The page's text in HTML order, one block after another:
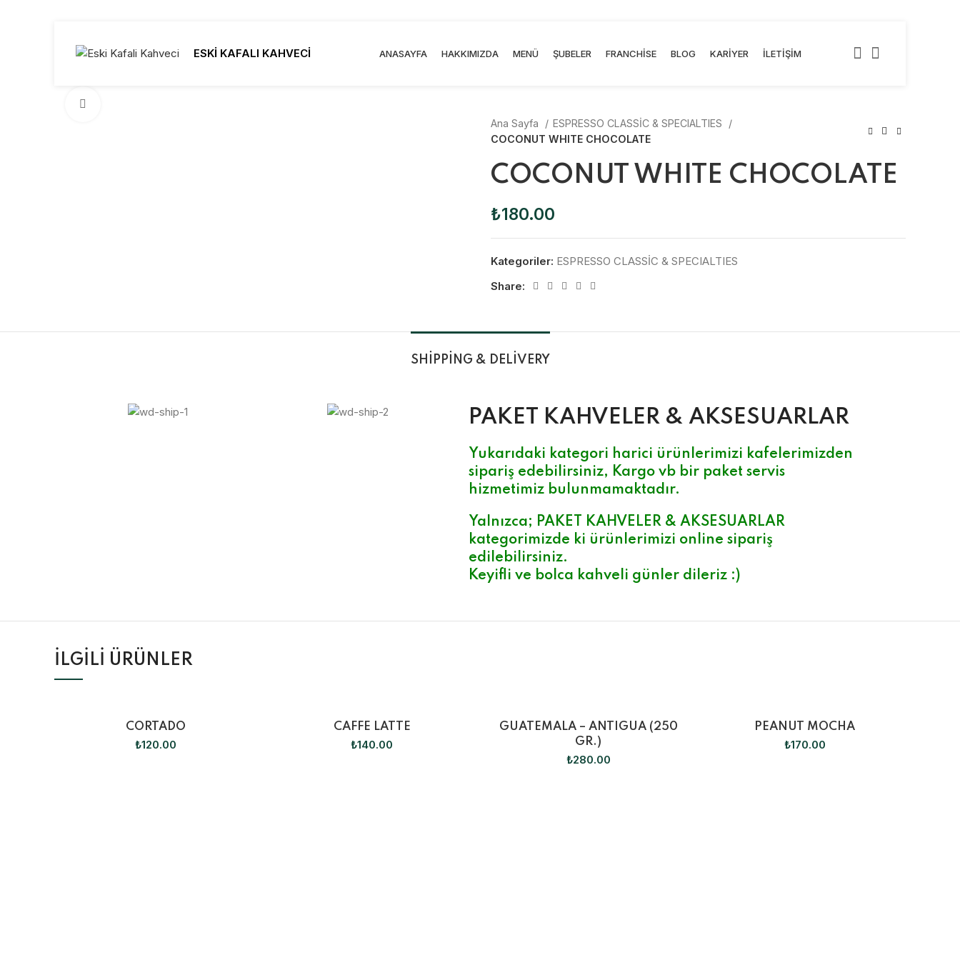
ESKİ KAFALI KAHVECİ ANASAYFA HAKKIMIZDA MENÜ ŞUBELER FRANCHISE BLOG KARIYER İLETIŞIM
Ana Sayfa
ESPRESSO CLASSİC & SPECIALTIES
COCONUT WHITE CHOCOLATE
COCONUT WHITE CHOCOLATE
₺180.00
Kategoriler: ESPRESSO CLASSİC & SPECIALTIES
Share:
SHIPPING & DELIVERY
PAKET KAHVELER & AKSESUARLAR
Yukarıdaki kategori harici ürünlerimizi kafelerimizden
sipariş edebilirsiniz, Kargo vb bir paket servis
hizmetimiz bulunmamaktadır.
Yalnızca; PAKET KAHVELER & AKSESUARLAR
kategorimizde ki ürünlerimizi online sipariş
edilebilirsiniz.
Keyifli ve bolca kahveli günler dileriz :)
İLGILI ÜRÜNLER
CORTADO
₺120.00
CAFFE LATTE
₺140.00
GUATEMALA – ANTIGUA (250
GR.)
₺280.00
PEANUT MOCHA
₺170.00